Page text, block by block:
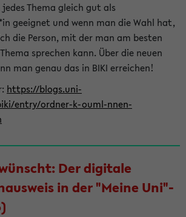
Thema gleich gut als
geeignet und wenn man die Wahl hat,
die Person, mit der man am besten
sprechen kann. Über die neuen
man genau das in BIKI erreichen!
https://blogs.uni-
entry/ordner-k-ouml-nnen-
Der digitale
in der "Meine Uni"-